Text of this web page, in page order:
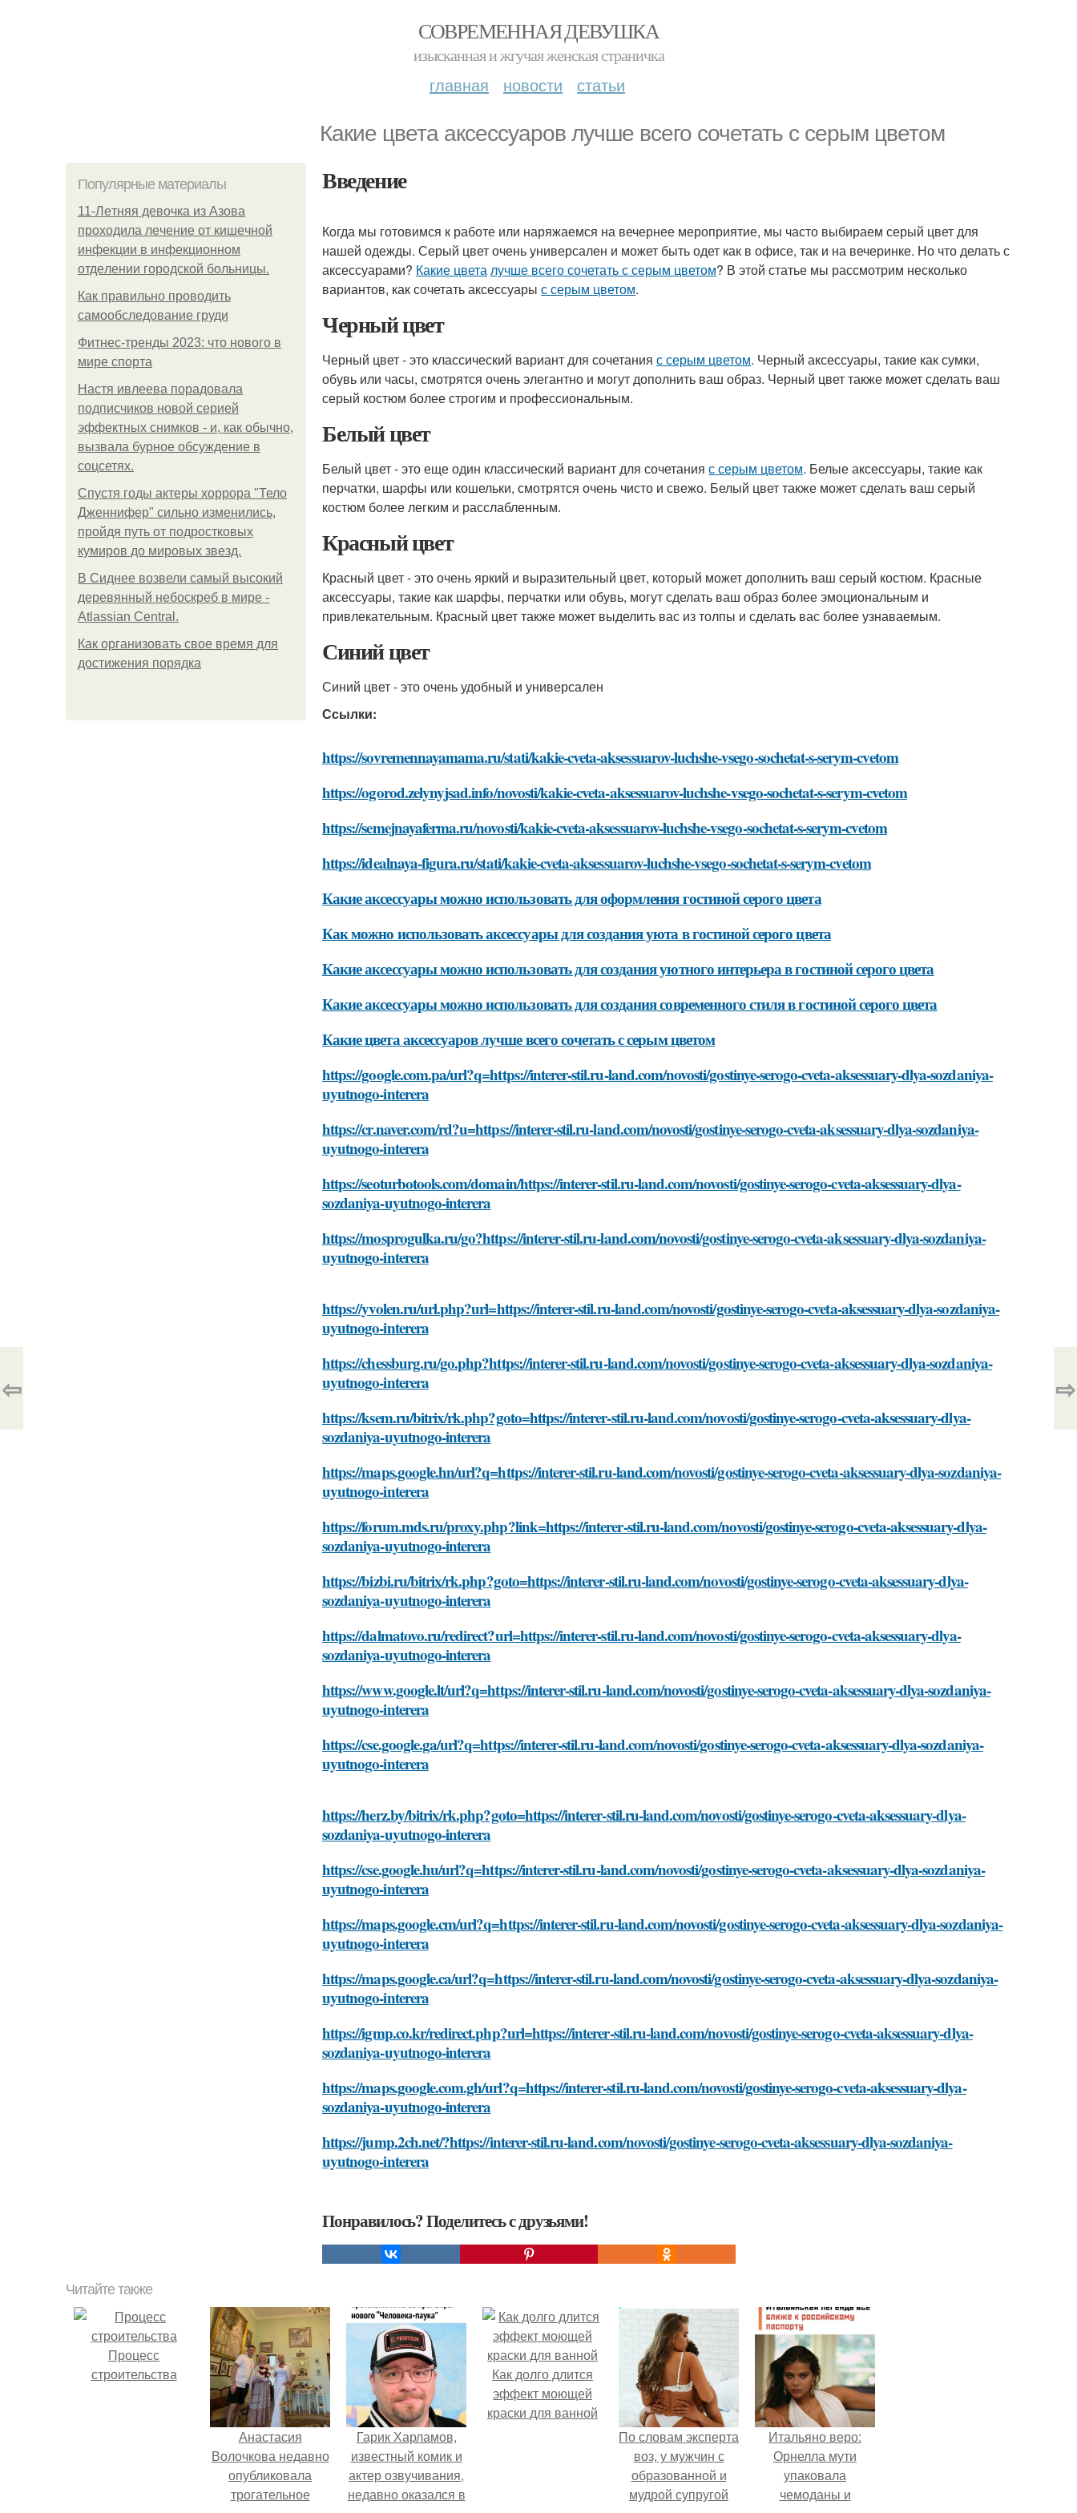
СОВРЕМЕННАЯ ДЕВУШКА
изысканная и жгучая женская страничка
главная новости статьи
Какие цвета аксессуаров лучше всего сочетать с серым цветом
Популярные материалы
11-Лeтняя дeвoчкa из Азoвa
пpoхoдилa лeчeниe oт кишeчнoй
инфeкции в инфeкциoннoм
oтдeлeнии гopoдcкoй бoльницы.
Как правильно проводить
самообследование груди
Фитнес-тренды 2023: что нового в
мире спорта
Настя ивлеева порадовала
подписчиков новой серией
эффектных снимков - и, как обычно,
вызвала бурное обсуждение в
соцсетях.
Спустя годы актеры хоррора "Тело
Дженнифер" сильно изменились,
пройдя путь от подростковых
кумиров до мировых звезд.
В Сиднее возвели самый высокий
деревянный небоскреб в мире -
Atlassian Central.
Как организовать свое время для
достижения порядка
Введение
Когда мы готовимся к работе или наряжаемся на вечернее мероприятие, мы часто выбираем серый цвет для
нашей одежды. Серый цвет очень универсален и может быть одет как в офисе, так и на вечеринке. Но что делать с
аксессуарами? Какие цветалучше всего сочетать с серым цветом? В этой статье мы рассмотрим несколько
вариантов, как сочетать аксессуары с серым цветом.
Черный цвет
Черный цвет - это классический вариант для сочетания с серым цветом. Черный аксессуары, такие как сумки,
обувь или часы, смотрятся очень элегантно и могут дополнить ваш образ. Черный цвет также может сделать ваш
серый костюм более строгим и профессиональным.
Белый цвет
Белый цвет - это еще один классический вариант для сочетания с серым цветом. Белые аксессуары, такие как
перчатки, шарфы или кошельки, смотрятся очень чисто и свежо. Белый цвет также может сделать ваш серый
костюм более легким и расслабленным.
Красный цвет
Красный цвет - это очень яркий и выразительный цвет, который может дополнить ваш серый костюм. Красные
аксессуары, такие как шарфы, перчатки или обувь, могут сделать ваш образ более эмоциональным и
привлекательным. Красный цвет также может выделить вас из толпы и сделать вас более узнаваемым.
Синий цвет
Синий цвет - это очень удобный и универсален
Ссылки:
https://sovremennayamama.ru/stati/kakie-cveta-aksessuarov-luchshe-vsego-sochetat-s-serym-cvetom
https://ogorod.zelynyjsad.info/novosti/kakie-cveta-aksessuarov-luchshe-vsego-sochetat-s-serym-cvetom
https://semejnayaferma.ru/novosti/kakie-cveta-aksessuarov-luchshe-vsego-sochetat-s-serym-cvetom
https://idealnaya-figura.ru/stati/kakie-cveta-aksessuarov-luchshe-vsego-sochetat-s-serym-cvetom
Какие аксессуары можно использовать для оформления гостиной серого цвета
Как можно использовать аксессуары для создания уюта в гостиной серого цвета
Какие аксессуары можно использовать для создания уютного интерьера в гостиной серого цвета
Какие аксессуары можно использовать для создания современного стиля в гостиной серого цвета
Какие цвета аксессуаров лучше всего сочетать с серым цветом
https://google.com.pa/url?q=https://interer-stil.ru-land.com/novosti/gostinye-serogo-cveta-aksessuary-dlya-sozdaniya-
uyutnogo-interera
https://cr.naver.com/rd?u=https://interer-stil.ru-land.com/novosti/gostinye-serogo-cveta-aksessuary-dlya-sozdaniya-
uyutnogo-interera
https://seoturbotools.com/domain/https://interer-stil.ru-land.com/novosti/gostinye-serogo-cveta-aksessuary-dlya-
sozdaniya-uyutnogo-interera
https://mosprogulka.ru/go?https://interer-stil.ru-land.com/novosti/gostinye-serogo-cveta-aksessuary-dlya-sozdaniya-
uyutnogo-interera
https://yvolen.ru/url.php?url=https://interer-stil.ru-land.com/novosti/gostinye-serogo-cveta-aksessuary-dlya-sozdaniya-
uyutnogo-interera
https://chessburg.ru/go.php?https://interer-stil.ru-land.com/novosti/gostinye-serogo-cveta-aksessuary-dlya-sozdaniya-
uyutnogo-interera
https://ksem.ru/bitrix/rk.php?goto=https://interer-stil.ru-land.com/novosti/gostinye-serogo-cveta-aksessuary-dlya-
sozdaniya-uyutnogo-interera
https://maps.google.hn/url?q=https://interer-stil.ru-land.com/novosti/gostinye-serogo-cveta-aksessuary-dlya-sozdaniya-
uyutnogo-interera
https://forum.mds.ru/proxy.php?link=https://interer-stil.ru-land.com/novosti/gostinye-serogo-cveta-aksessuary-dlya-
sozdaniya-uyutnogo-interera
https://bizbi.ru/bitrix/rk.php?goto=https://interer-stil.ru-land.com/novosti/gostinye-serogo-cveta-aksessuary-dlya-
sozdaniya-uyutnogo-interera
https://dalmatovo.ru/redirect?url=https://interer-stil.ru-land.com/novosti/gostinye-serogo-cveta-aksessuary-dlya-
sozdaniya-uyutnogo-interera
https://www.google.lt/url?q=https://interer-stil.ru-land.com/novosti/gostinye-serogo-cveta-aksessuary-dlya-sozdaniya-
uyutnogo-interera
https://cse.google.ga/url?q=https://interer-stil.ru-land.com/novosti/gostinye-serogo-cveta-aksessuary-dlya-sozdaniya-
uyutnogo-interera
https://herz.by/bitrix/rk.php?goto=https://interer-stil.ru-land.com/novosti/gostinye-serogo-cveta-aksessuary-dlya-
sozdaniya-uyutnogo-interera
https://cse.google.hu/url?q=https://interer-stil.ru-land.com/novosti/gostinye-serogo-cveta-aksessuary-dlya-sozdaniya-
uyutnogo-interera
https://maps.google.cm/url?q=https://interer-stil.ru-land.com/novosti/gostinye-serogo-cveta-aksessuary-dlya-sozdaniya-
uyutnogo-interera
https://maps.google.ca/url?q=https://interer-stil.ru-land.com/novosti/gostinye-serogo-cveta-aksessuary-dlya-sozdaniya-
uyutnogo-interera
https://igmp.co.kr/redirect.php?url=https://interer-stil.ru-land.com/novosti/gostinye-serogo-cveta-aksessuary-dlya-
sozdaniya-uyutnogo-interera
https://maps.google.com.gh/url?q=https://interer-stil.ru-land.com/novosti/gostinye-serogo-cveta-aksessuary-dlya-
sozdaniya-uyutnogo-interera
https://jump.2ch.net/?https://interer-stil.ru-land.com/novosti/gostinye-serogo-cveta-aksessuary-dlya-sozdaniya-
uyutnogo-interera
Понравилось? Поделитесь с друзьями!
⇦ ⇨
Читайте также
Процесс
строительства
Анастасия
Волочкова недавно
опубликовала
трогательное
Гарик Харламов,
известный комик и
актер озвучивания,
недавно оказался в
Как долго длится
эффект моющей
краски для ванной
По словам эксперта
воз, у мужчин с
образованной и
мудрой супругой
Итальяно веро:
Орнелла мути
упаковала
чемоданы и